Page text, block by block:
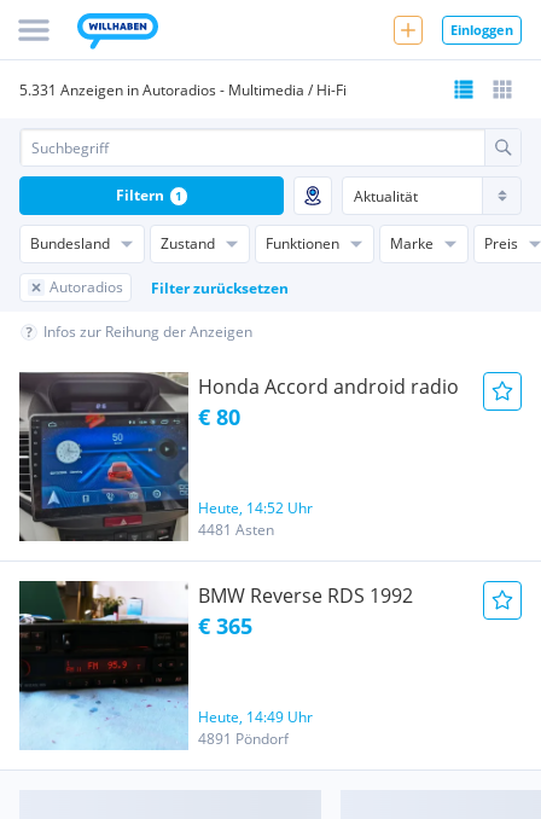
Einloggen
5.331 Anzeigen in Autoradios - Multimedia / Hi-Fi
Bundesland Zustand Funktionen Marke Preis
Autoradios Filter zurücksetzen
Filtern 1
Infos zur Reihung der Anzeigen
Honda Accord android radio
€ 80
Heute, 14:52 Uhr
4481 Asten
BMW Reverse RDS 1992
€ 365
Heute, 14:49 Uhr
4891 Pöndorf